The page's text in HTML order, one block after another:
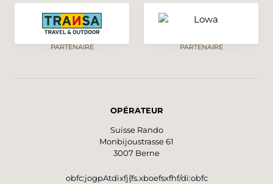
PARTENAIRE PARTENAIRE
OPÉRATEUR
Suisse Rando
Monbijoustrasse 61
3007 Berne
obfc:jogpAtdixfj{fs.xboefsxfhf/di:obfc